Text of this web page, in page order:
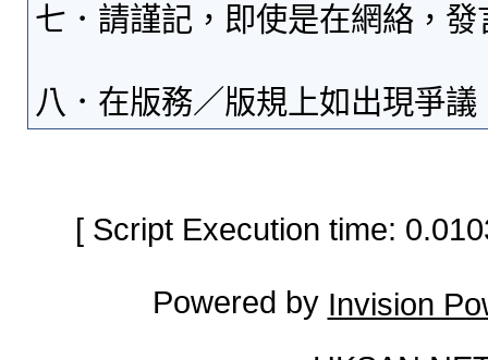
七．請謹記，即使是在網絡，
八．在版務／版規上如出現爭
[ Script Execution time:
Powered by Invision